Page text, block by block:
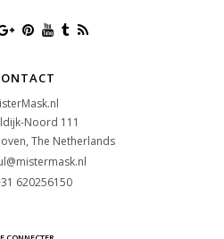
Noord 111
The Netherlands
620256150